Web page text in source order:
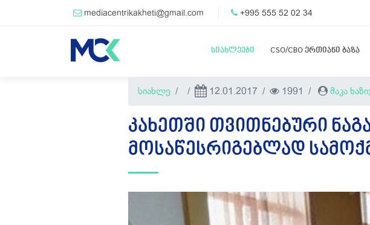
mediacentrikakheti@gmail.com +995 555 52 02 34
სიახლეები CSO/CBO ერთიანი ბაზა
სიახლე 12.01.2017 1991 მაკა
ᲙᲐᲮᲔᲗᲨᲘ ᲗᲕᲘᲗᲜᲔᲑᲣᲠᲘ
ᲛᲝᲡᲐᲬᲔᲡᲠᲘᲒᲔᲑᲚᲐᲓ